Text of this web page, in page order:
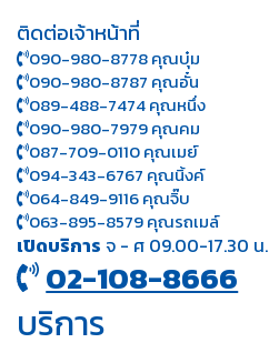
ติดต่อเจ้าหน้าที่
090-980-8778 คุณบุ๋ม
090-980-8787 คุณอั๋น
089-488-7474 คุณหนึ่ง
090-980-7979 คุณคม
087-709-0110 คุณเมย์
094-343-6767 คุณนิ้งค์
064-849-9116 คุณจิ๊บ
063-895-8 579คุณรถเมล์
เปิดบริการ จ - ศ 09.00-17.30 น.
02-108-8666
บริการ